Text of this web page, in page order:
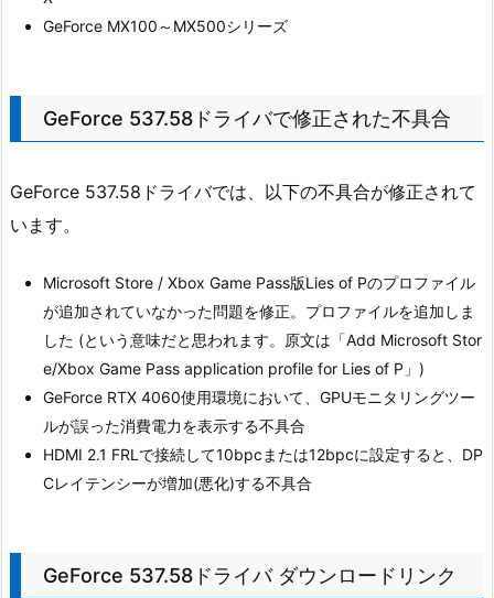
GeForce MX100～MX500シリーズ
GeForce 537.58ドライバで修正された不具合
GeForce 537.58ドライバでは、以下の不具合が修正されて
います。
Microsoft Store / Xbox Game Pass版Lies of Pのプロファイル
が追加されていなかった問題を修正。プロファイルを追加しま
した (という意味だと思われます。原文は「Add Microsoft Stor
e/Xbox Game Pass application profile for Lies of P」)
GeForce RTX 4060使用環境において、GPUモニタリングツー
ルが誤った消費電力を表示する不具合
HDMI 2.1 FRLで接続して10bpcまたは12bpcに設定すると、DP
Cレイテンシーが増加(悪化)する不具合
GeForce 537.58ドライバ ダウンロードリンク